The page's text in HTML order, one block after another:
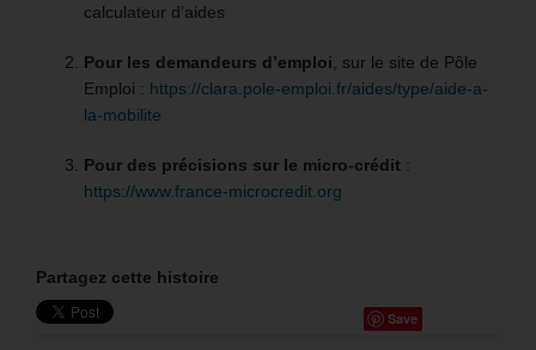
calculateur d’aides
Pour les demandeurs d’emploi , sur le site de Pôle
Emploi : https://clara.pole-emploi.fr/aides/type/aide-a-
la-mobilite
Pour des précisions sur le micro-crédit :
https://www.france-microcredit.org
Partagez cette histoire
Save